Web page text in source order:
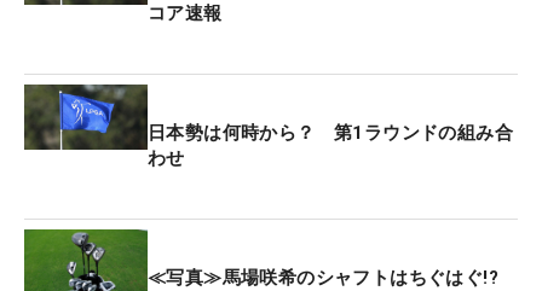
コア速報
日本勢は何時から？ 第1ラウンドの組み合
わせ
≪写真≫馬場咲希のシャフトはちぐはぐ!?